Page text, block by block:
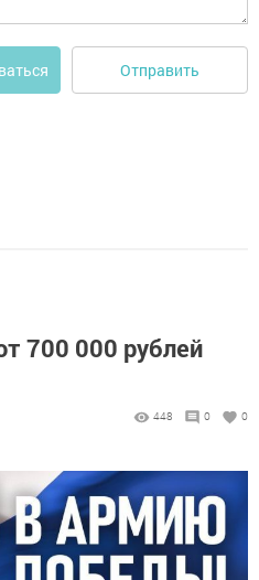
Отправить
700 000 рублей
448 0 0